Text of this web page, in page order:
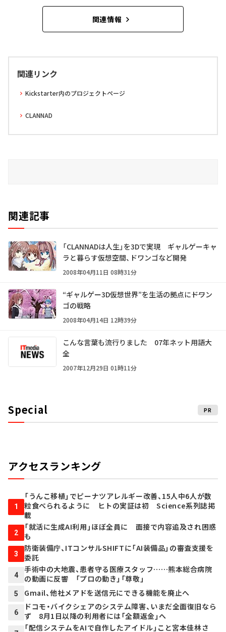
関連情報
関連リンク
Kickstarter内のプロジェクトページ
CLANNAD
関連記事
「CLANNADは人生」を3Dで実現 ギャルゲーキャ
ラと暮らす仮想空間、ドワンゴなど開発
2008年04月11日 08時31分
“ギャルゲー3D仮想世界”を生活の拠点に――ドワン
ゴの戦略
2008年04月14日 12時39分
こんな言葉も流行りました 07年ネット用語大
全
2007年12月29日 01時11分
Special PR
アクセスランキング
1
「うんこ移植」でピーナツアレルギー改善、15人中6人が数
粒食べられるように ヒトの実証は初 Science系列誌掲
載
2
「就活に生成AI利用」ほぼ全員に 面接で内容追及され困惑
も
3
防衛装備庁、ITコンサルSHIFTに「AI装備品」の審査支援を
委託
4
手術中の大地震、患者守る医療スタッフ……熊本総合病院
の動画に反響 「プロの動き」「尊敬」
5 Gmail、他社メアドを送信元にできる機能を廃止へ
6
ドコモ・バイクシェアのシステム障害、いまだ全面復旧なら
ず 8月1日以降の利用者には「全額返金」へ
「配信システムをAIで自作したアイドル」こと宮本佳林さ